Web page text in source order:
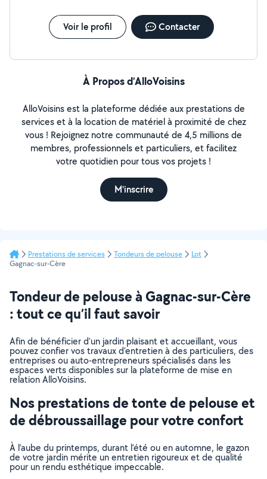
Voir le profil Contacter
À Propos d’AlloVoisins
AlloVoisins est la plateforme dédiée aux prestations de
services et à la location de matériel à proximité de chez
vous ! Rejoignez notre communauté de 4,5 millions de
membres, professionnels et particuliers, et facilitez
votre quotidien pour tous vos projets !
M'inscrire
Prestations de services Tondeurs de pelouse
Lot
Gagnac-sur-Cère
Tondeur de pelouse à Gagnac-sur-Cère
: tout ce qu’il faut savoir
Afin de bénéficier d’un jardin plaisant et accueillant, vous
pouvez confier vos travaux d’entretien à des particuliers, des
entreprises ou auto-entrepreneurs spécialisés dans les
espaces verts disponibles sur la plateforme de mise en
relation AlloVoisins.
Nos prestations de tonte de pelouse et
de débroussaillage pour votre confort
À l’aube du printemps, durant l’été ou en automne, le gazon
de votre jardin mérite un entretien rigoureux et de qualité
pour un rendu esthétique impeccable.